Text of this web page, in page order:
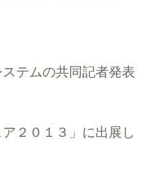
テムの共同記者発表
２０１３」に出展し